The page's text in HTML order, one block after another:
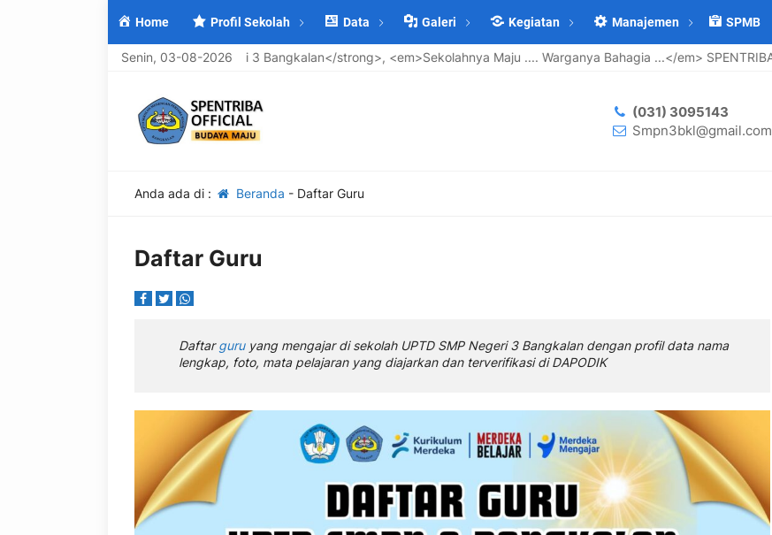
Home Profil Sekolah Data Galeri Kegiatan Manajemen SPMB
Senin, 03-08-2026
di <strong>UPTD SMP Negeri 3 Bangkalan</strong>, <em>Sekolahnya Maju .... Warganya Bahagia ...</em> SPENTRIBA JAYA
(031) 3095143
Smpn3bkl@gmail.com
Anda ada di : Beranda - Daftar Guru
Daftar Guru
Daftarguruyang mengajar di sekolah UPTD SMP Negeri 3 Bangkalan dengan profil data nama
lengkap, foto, mata pelajaran yang diajarkan dan terverifikasi di DAPODIK